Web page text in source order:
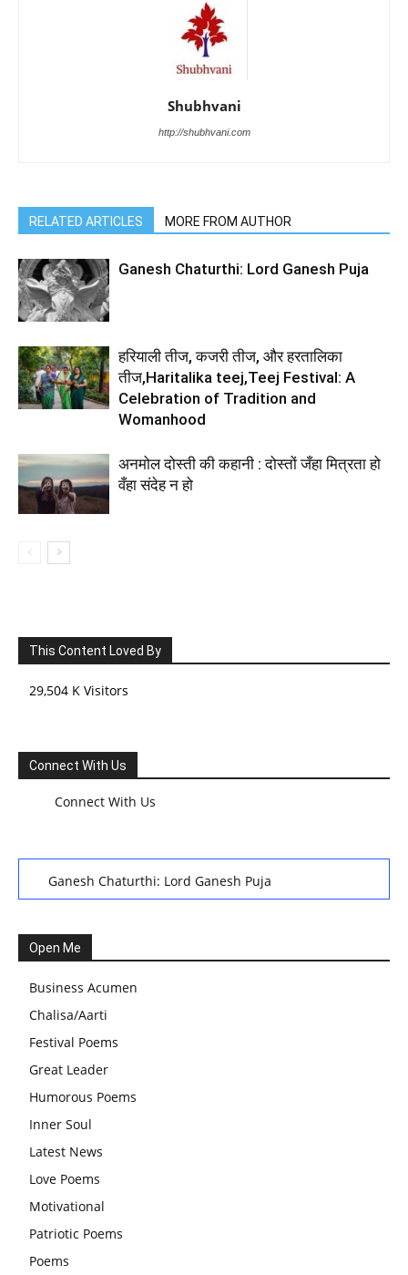
Shubhvani
http://shubhvani.com
RELATED ARTICLES MORE FROM AUTHOR
Ganesh Chaturthi: Lord Ganesh Puja
हरियाली तीज, कजरी तीज, और हरतालिका
तीज,Haritalika teej,Teej Festival: A
Celebration of Tradition and
Womanhood
अनमोल दोस्ती की कहानी : दोस्तों जँहा मित्रता हो
वँहा संदेह न हो
This Content Loved By
29,504 K Visitors
Connect With Us
Connect With Us
Ganesh Chaturthi: Lord Ganesh Puja
Festival: A Celebration of Tradition and Womanhood
स्वामी अवधेशानंद जी गिरि के जीवन सूत्र:किन चीजों के कारण लोग अशांत
और असंतुलित रहते हैं?
आज का जीवन मंत्र:महिलाएं पुरुषों से श्रेष्ठ होती हैं, हमेशा उनका सम्मान
करना चाहिए और उन्हें पूजनीय दृष्टि से देखना चाहिए
वट सावित्री पूजा विधि और कथा:इस व्रत में सौलह श्रृंगार से सजती हैं
महिलाएं, करती हैं देवी सावित्री और बरगद की पूजा
CBSE 12वीं परीक्षा रद्द होने का असर:बच्चों को अब फोकस कॉम्पिटिटिव
एग्जाम पर करना चाहिए, तनाव लेने की जरूरत नहीं
Open Me
Business Acumen
Chalisa/Aarti
Festival Poems
Great Leader
Humorous Poems
Inner Soul
Latest News
Love Poems
Motivational
Patriotic Poems
Poems